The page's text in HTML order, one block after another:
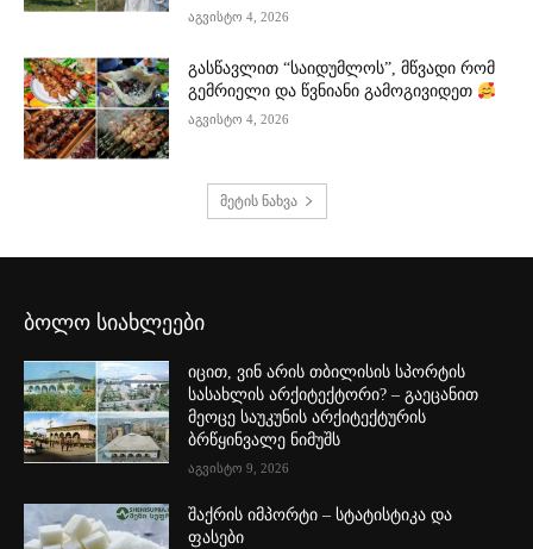
აგვისტო 4, 2026
გასწავლით “საიდუმლოს”, მწვადი რომ
გემრიელი და წვნიანი გამოგივიდეთ
აგვისტო 4, 2026
მეტის ნახვა
ბოლო სიახლეები
იცით, ვინ არის თბილისის სპორტის
სასახლის არქიტექტორი? – გაეცანით
მეოცე საუკუნის არქიტექტურის
ბრწყინვალე ნიმუშს
აგვისტო 9, 2026
შაქრის იმპორტი – სტატისტიკა და
ფასები